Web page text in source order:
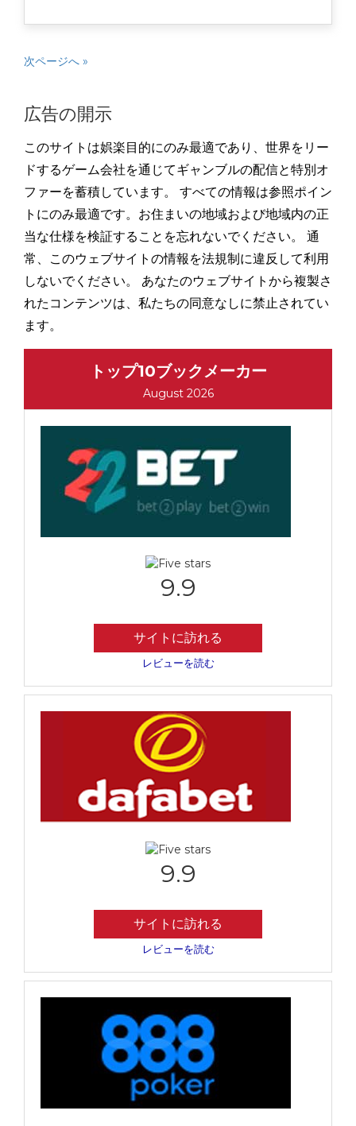
次ページへ »
広告の開示
このサイトは娯楽目的にのみ最適であり、世界をリー
ドするゲーム会社を通じてギャンブルの配信と特別オ
ファーを蓄積しています。 すべての情報は参照ポイン
トにのみ最適です。お住まいの地域および地域内の正
当な仕様を検証することを忘れないでください。 通
常、このウェブサイトの情報を法規制に違反して利用
しないでください。 あなたのウェブサイトから複製さ
れたコンテンツは、私たちの同意なしに禁止されてい
ます。
トップ10ブックメーカー
August 2026
9.9
サイトに訪れる
レビューを読む
9.9
サイトに訪れる
レビューを読む